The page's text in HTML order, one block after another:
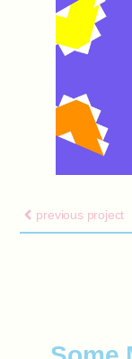
previous project